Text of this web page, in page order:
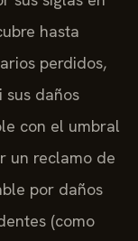
hasta
perdidos,
sus daños
con el umbral
un reclamo de
por daños
(como